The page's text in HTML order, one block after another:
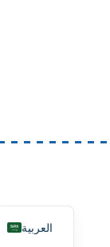
العربية